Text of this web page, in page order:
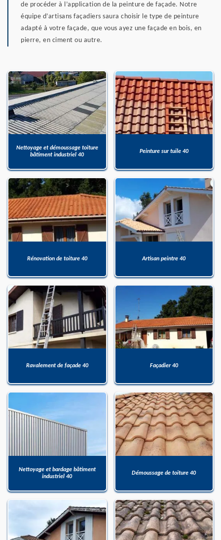
de procéder à l’application de la peinture de façade. Notre
équipe d’artisans façadiers saura choisir le type de peinture
adapté à votre façade, que vous ayez une façade en bois, en
pierre, en ciment ou autre.
Nettoyage et démoussage toiture
bâtiment industriel 40
Peinture sur tuile 40
Rénovation de toiture 40 Artisan peintre 40
Ravalement de façade 40 Façadier 40
Nettoyage et bardage bâtiment
industriel 40
Démoussage de toiture 40